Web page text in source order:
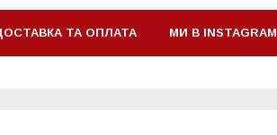
ТА ОПЛАТА МИ В INSTAGRAM